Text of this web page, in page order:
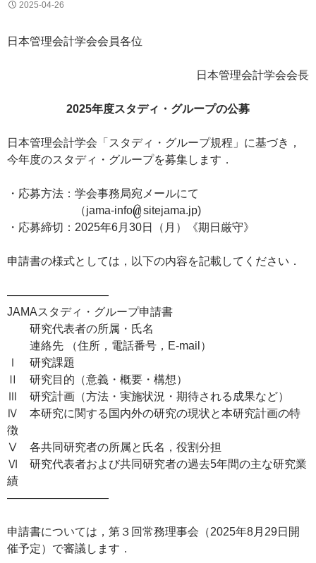
2025-04-26
日本管理会計学会会員各位
日本管理会計学会会長
2025年度スタディ・グループの公募
日本管理会計学会「スタディ・グループ規程」に基づき，
今年度のスタディ・グループを募集します．
・応募方法：学会事務局宛メールにて
（jama-info
sitejama.jp)
・応募締切：2025年6月30日（月）《期日厳守》
申請書の様式としては，以下の内容を記載してください．
—————————
JAMAスタディ・グループ申請書
研究代表者の所属・氏名
連絡先 （住所，電話番号，E-mail）
Ⅰ 研究課題
Ⅱ 研究目的（意義・概要・構想）
Ⅲ 研究計画（方法・実施状況・期待される成果など）
Ⅳ 本研究に関する国内外の研究の現状と本研究計画の特
徴
Ⅴ 各共同研究者の所属と氏名，役割分担
Ⅵ 研究代表者および共同研究者の過去5年間の主な研究業
績
—————————
申請書については，第３回常務理事会（2025年8月29日開
催予定）で審議します．